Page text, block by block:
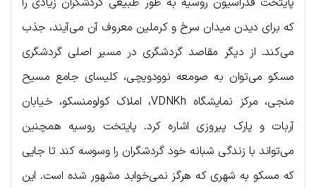
که برای دیدن میدان سرخ و کرملین معروف آن می‌آیند، جذب
می‌کند. از دیگر مقاصد گردشگری در مسیر اصلی گردشگری
مسکو می‌توان به صومعه نوودویچی، کلیسای جامع مسیح
منجی، مرکز نمایشگاه VDNKh، املاک کولومنسکو، خیابان
آربات و پارک پیروزی اشاره کرد. پایتخت روسیه همچنین
می‌تواند با زندگی شبانه خود گردشگران را وسوسه کند تا جایی
که مسکو به شهری که هرگز نمی‌خوابد مشهور شده است. این